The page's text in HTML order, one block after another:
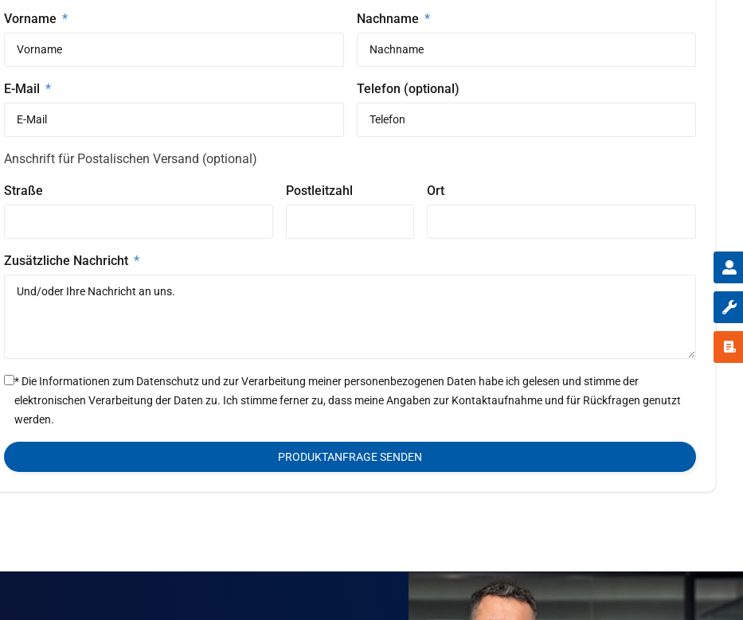
Vorname Nachname
E-Mail Telefon (optional)
Anschrift für Postalischen Versand (optional)
Straße Postleitzahl Ort
Zusätzliche Nachricht
* Die Informationen zum Datenschutz und zur Verarbeitung meiner personenbezogenen Daten habe ich gelesen und stimme der
elektronischen Verarbeitung der Daten zu. Ich stimme ferner zu, dass meine Angaben zur Kontaktaufnahme und für Rückfragen genutzt
werden.
PRODUKTANFRAGE SENDEN